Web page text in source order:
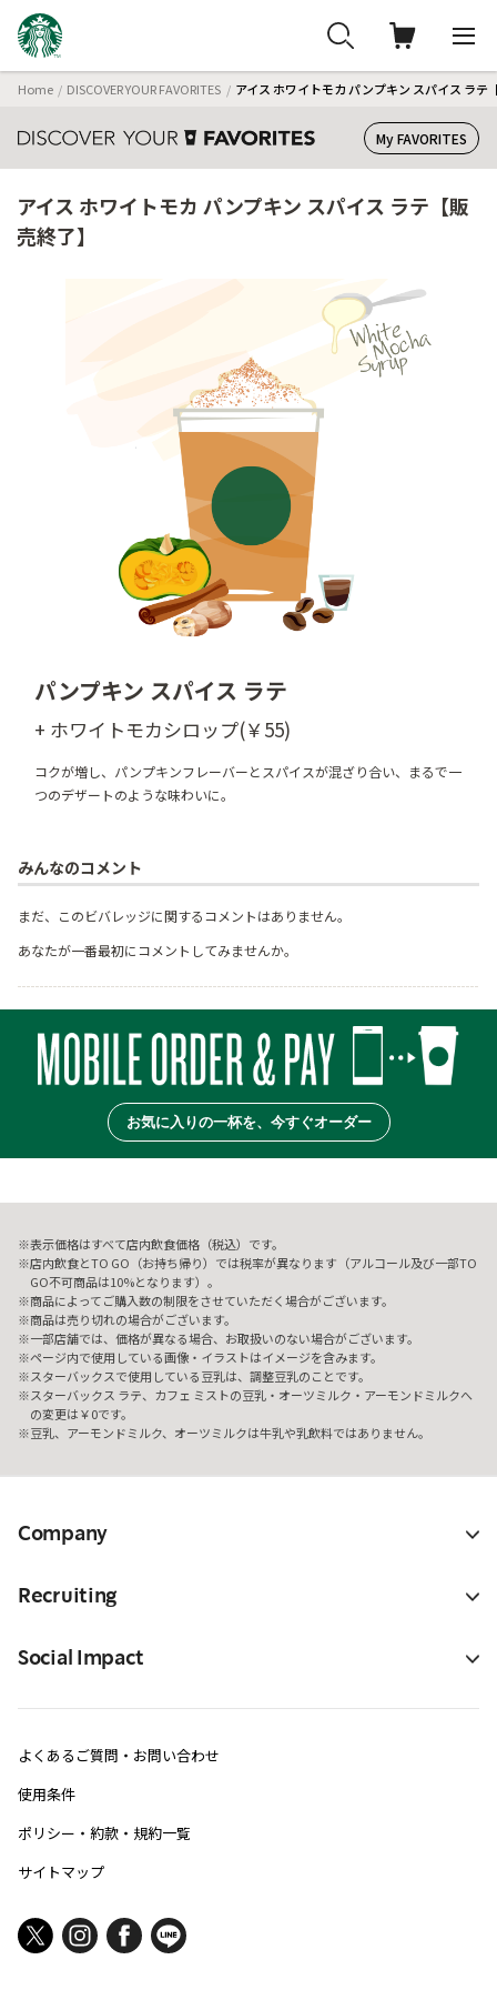
Home DISCOVER YOUR FAVORITES アイス ホワイトモカ パンプキン スパイス ラテ
My FAVORITES
アイス ホワイトモカ パンプキン スパイス ラテ【販
売終了】
パンプキン スパイス ラテ
+ ホワイトモカシロップ(￥55)
コクが増し、パンプキンフレーバーとスパイスが混ざり合い、まるで一
つのデザートのような味わいに。
みんなのコメント
まだ、このビバレッジに関するコメントはありません。
あなたが一番最初にコメントしてみませんか。
お気に入りの一杯を、今すぐオーダー
表示価格はすべて店内飲食価格（税込）です。
店内飲食とTO GO（お持ち帰り）では税率が異なります（アルコール及び一部TO
GO不可商品は10%となります）。
商品によってご購入数の制限をさせていただく場合がございます。
商品は売り切れの場合がございます。
一部店舗では、価格が異なる場合、お取扱いのない場合がございます。
ページ内で使用している画像・イラストはイメージを含みます。
スターバックスで使用している豆乳は、調整豆乳のことです。
スターバックス ラテ、カフェ ミストの豆乳・オーツミルク・アーモンドミルクへ
の変更は￥0です。
豆乳、アーモンドミルク、オーツミルクは牛乳や乳飲料ではありません。
Company
Recruiting
Social Impact
よくあるご質問・お問い合わせ
使用条件
ポリシー・約款・規約一覧
サイトマップ